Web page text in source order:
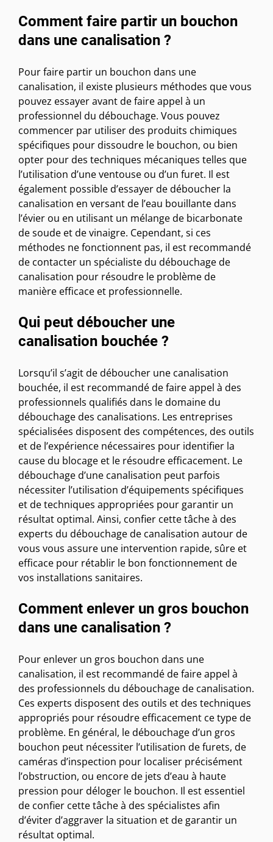
Comment faire partir un bouchon
dans une canalisation ?
Pour faire partir un bouchon dans une
canalisation, il existe plusieurs méthodes que vous
pouvez essayer avant de faire appel à un
professionnel du débouchage. Vous pouvez
commencer par utiliser des produits chimiques
spécifiques pour dissoudre le bouchon, ou bien
opter pour des techniques mécaniques telles que
l’utilisation d’une ventouse ou d’un furet. Il est
également possible d’essayer de déboucher la
canalisation en versant de l’eau bouillante dans
l’évier ou en utilisant un mélange de bicarbonate
de soude et de vinaigre. Cependant, si ces
méthodes ne fonctionnent pas, il est recommandé
de contacter un spécialiste du débouchage de
canalisation pour résoudre le problème de
manière efficace et professionnelle.
Qui peut déboucher une
canalisation bouchée ?
Lorsqu’il s’agit de déboucher une canalisation
bouchée, il est recommandé de faire appel à des
professionnels qualifiés dans le domaine du
débouchage des canalisations. Les entreprises
spécialisées disposent des compétences, des outils
et de l’expérience nécessaires pour identifier la
cause du blocage et le résoudre efficacement. Le
débouchage d’une canalisation peut parfois
nécessiter l’utilisation d’équipements spécifiques
et de techniques appropriées pour garantir un
résultat optimal. Ainsi, confier cette tâche à des
experts du débouchage de canalisation autour de
vous vous assure une intervention rapide, sûre et
efficace pour rétablir le bon fonctionnement de
vos installations sanitaires.
Comment enlever un gros bouchon
dans une canalisation ?
Pour enlever un gros bouchon dans une
canalisation, il est recommandé de faire appel à
des professionnels du débouchage de canalisation.
Ces experts disposent des outils et des techniques
appropriés pour résoudre efficacement ce type de
problème. En général, le débouchage d’un gros
bouchon peut nécessiter l’utilisation de furets, de
caméras d’inspection pour localiser précisément
l’obstruction, ou encore de jets d’eau à haute
pression pour déloger le bouchon. Il est essentiel
de confier cette tâche à des spécialistes afin
d’éviter d’aggraver la situation et de garantir un
résultat optimal.